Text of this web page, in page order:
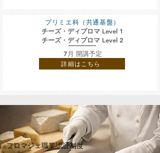
プリミエ科（共通基盤）
チーズ・ディプロマ Level 1
チーズ・ディプロマ Level 2
7月 開講予定
詳細はこちら
フロマジェ職業認証制度